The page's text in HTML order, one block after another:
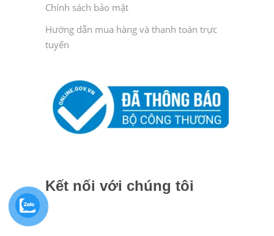
Chính sách bảo mật
Hướng dẫn mua hàng và thanh toán trực
tuyến
Kết nối với chúng tôi